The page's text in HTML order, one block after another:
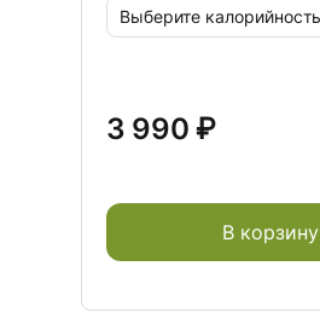
3 990 ₽
В корзину